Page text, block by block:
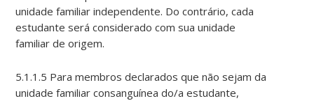
unidade familiar independente. Do contrário, cada
estudante será considerado com sua unidade
familiar de origem.
5.1.1.5 Para membros declarados que não sejam da
unidade familiar consanguínea do/a estudante,